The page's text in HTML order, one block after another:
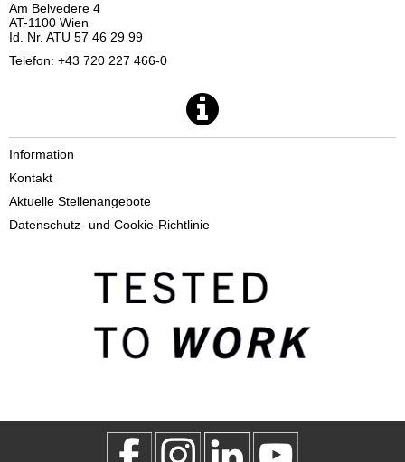
Am Belvedere 4
AT-1100 Wien
Id. Nr. ATU 57 46 29 99
Telefon: +43 720 227 466-0
Information
Kontakt
Aktuelle Stellenangebote
Datenschutz- und Cookie-Richtlinie